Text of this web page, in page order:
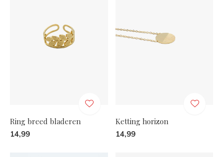
Ring breed bladeren
14,99
Ketting horizon
14,99